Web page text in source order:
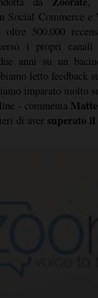
Social Commerce
oltre 500.000
i propri canali
anni su un
letto feedback
imparato molto
- commenta
di aver superato